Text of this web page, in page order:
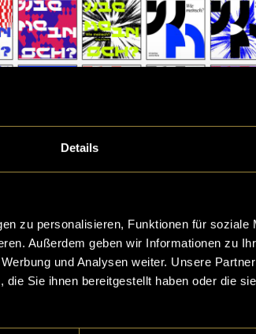
Details
zu personalisieren, Funktionen für soziale
Außerdem geben wir Informationen zu
und Analysen weiter. Unsere
Sie ihnen bereitgestellt haben oder die
Anna Messenger